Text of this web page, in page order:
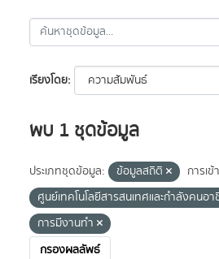
เรียงโดย
พบ 1 ชุดข้อมูล
ประเภทชุดข้อมูล: ข้อมูลสถิติ การเข้
ศูนย์เทคโนโลยีสารสนเทศและกำลังคนอ
การมีงานทำ
กรองผลลัพธ์